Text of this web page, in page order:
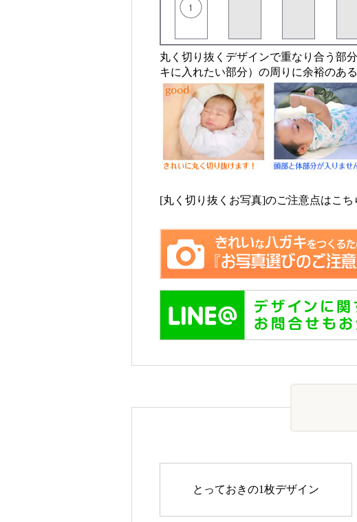
丸く切り抜くデザインで重なり合う部
キに入れたい部分）の周りに余裕のあ
[丸く切り抜くお写真]のご注意点はこち
とっておきの1枚デザイン